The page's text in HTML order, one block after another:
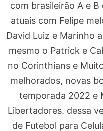
com brasileirão A e
atuais com Felipe
David Luiz e Marinho
mesmo o Patrick e
no Corinthians e
melhorados, novas
temporada 2022 e
Libertadores. dessa
de Futebol para